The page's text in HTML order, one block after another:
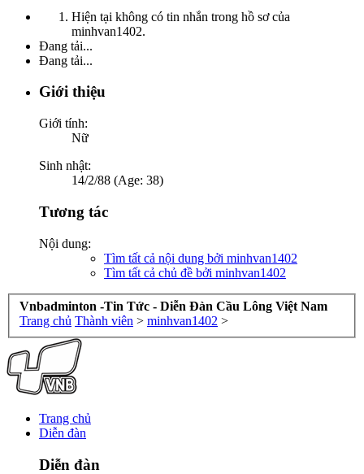
Hiện tại không có tin nhắn trong hồ sơ của
minhvan1402.
Đang tải...
Đang tải...
Giới thiệu
Giới tính:
Nữ
Sinh nhật:
14/2/88 (Age: 38)
Tương tác
Nội dung:
Tìm tất cả nội dung bởi minhvan1402
Tìm tất cả chủ đề bởi minhvan1402
Vnbadminton -Tin Tức - Diễn Đàn Cầu Lông Việt Nam
Trang chủ Thành viên > minhvan1402 >
Trang chủ
Diễn đàn
Diễn đàn